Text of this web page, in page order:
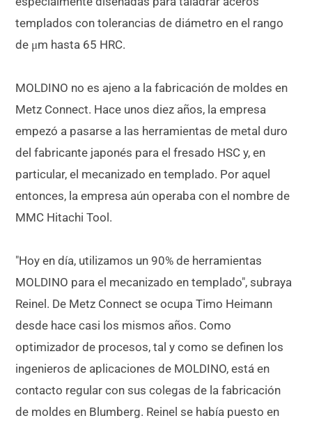
templados con tolerancias de diámetro en el rango
de μm hasta 65 HRC.
MOLDINO no es ajeno a la fabricación de moldes en
Metz Connect. Hace unos diez años, la empresa
empezó a pasarse a las herramientas de metal duro
del fabricante japonés para el fresado HSC y, en
particular, el mecanizado en templado. Por aquel
entonces, la empresa aún operaba con el nombre de
MMC Hitachi Tool.
"Hoy en día, utilizamos un 90% de herramientas
MOLDINO para el mecanizado en templado", subraya
Reinel. De Metz Connect se ocupa Timo Heimann
desde hace casi los mismos años. Como
optimizador de procesos, tal y como se definen los
ingenieros de aplicaciones de MOLDINO, está en
contacto regular con sus colegas de la fabricación
de moldes en Blumberg. Reinel se había puesto en